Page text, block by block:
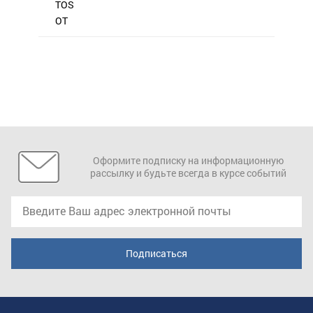
TOS
OT
Оформите подписку на информационную
рассылку и будьте всегда в курсе событий